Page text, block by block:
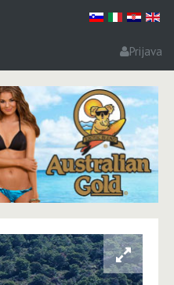
Prijava